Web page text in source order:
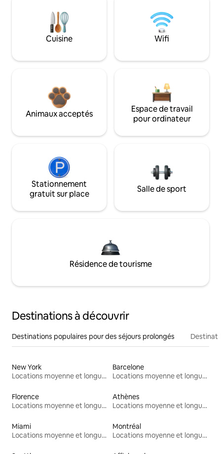
Cuisine Wifi
Animaux acceptés
Espace de travail
pour ordinateur
Stationnement
gratuit sur place
Salle de sport
Résidence de tourisme
Destinations à découvrir
Destinations populaires pour des séjours prolongés
New York
Locations moyenne et longue durée
Barcelone
Locations moyenne et longue durée
Florence
Locations moyenne et longue durée
Athènes
Locations moyenne et longue durée
Miami
Locations moyenne et longue durée
Montréal
Locations moyenne et longue durée